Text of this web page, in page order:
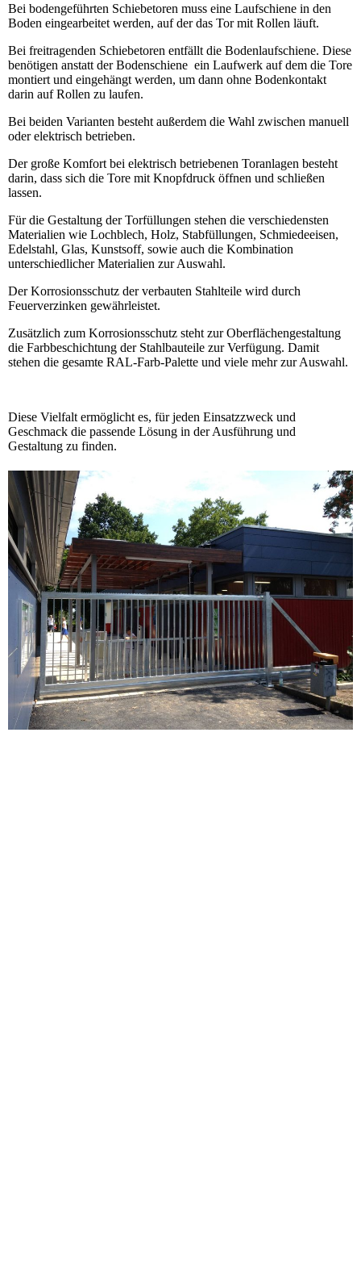
Bei bodengeführten Schiebetoren muss eine Laufschiene in den
Boden eingearbeitet werden, auf der das Tor mit Rollen läuft.
Bei freitragenden Schiebetoren entfällt die Bodenlaufschiene. Diese
benötigen anstatt der Bodenschiene ein Laufwerk auf dem die Tore
montiert und eingehängt werden, um dann ohne Bodenkontakt
darin auf Rollen zu laufen.
Bei beiden Varianten besteht außerdem die Wahl zwischen manuell
oder elektrisch betrieben.
Der große Komfort bei elektrisch betriebenen Toranlagen besteht
darin, dass sich die Tore mit Knopfdruck öffnen und schließen
lassen.
Für die Gestaltung der Torfüllungen stehen die verschiedensten
Materialien wie Lochblech, Holz, Stabfüllungen, Schmiedeeisen,
Edelstahl, Glas, Kunstsoff, sowie auch die Kombination
unterschiedlicher Materialien zur Auswahl.
Der Korrosionsschutz der verbauten Stahlteile wird durch
Feuerverzinken gewährleistet.
Zusätzlich zum Korrosionsschutz steht zur Oberflächengestaltung
die Farbbeschichtung der Stahlbauteile zur Verfügung. Damit
stehen die gesamte RAL-Farb-Palette und viele mehr zur Auswahl.
Diese Vielfalt ermöglicht es, für jeden Einsatzzweck und
Geschmack die passende Lösung in der Ausführung und
Gestaltung zu finden.